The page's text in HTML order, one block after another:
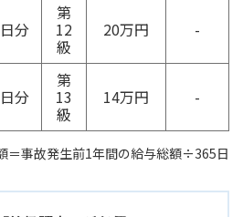
分
第
12
級
20万円 -
分
第
13
級
14万円 -
＝事故発生前1年間の給与総額÷365日